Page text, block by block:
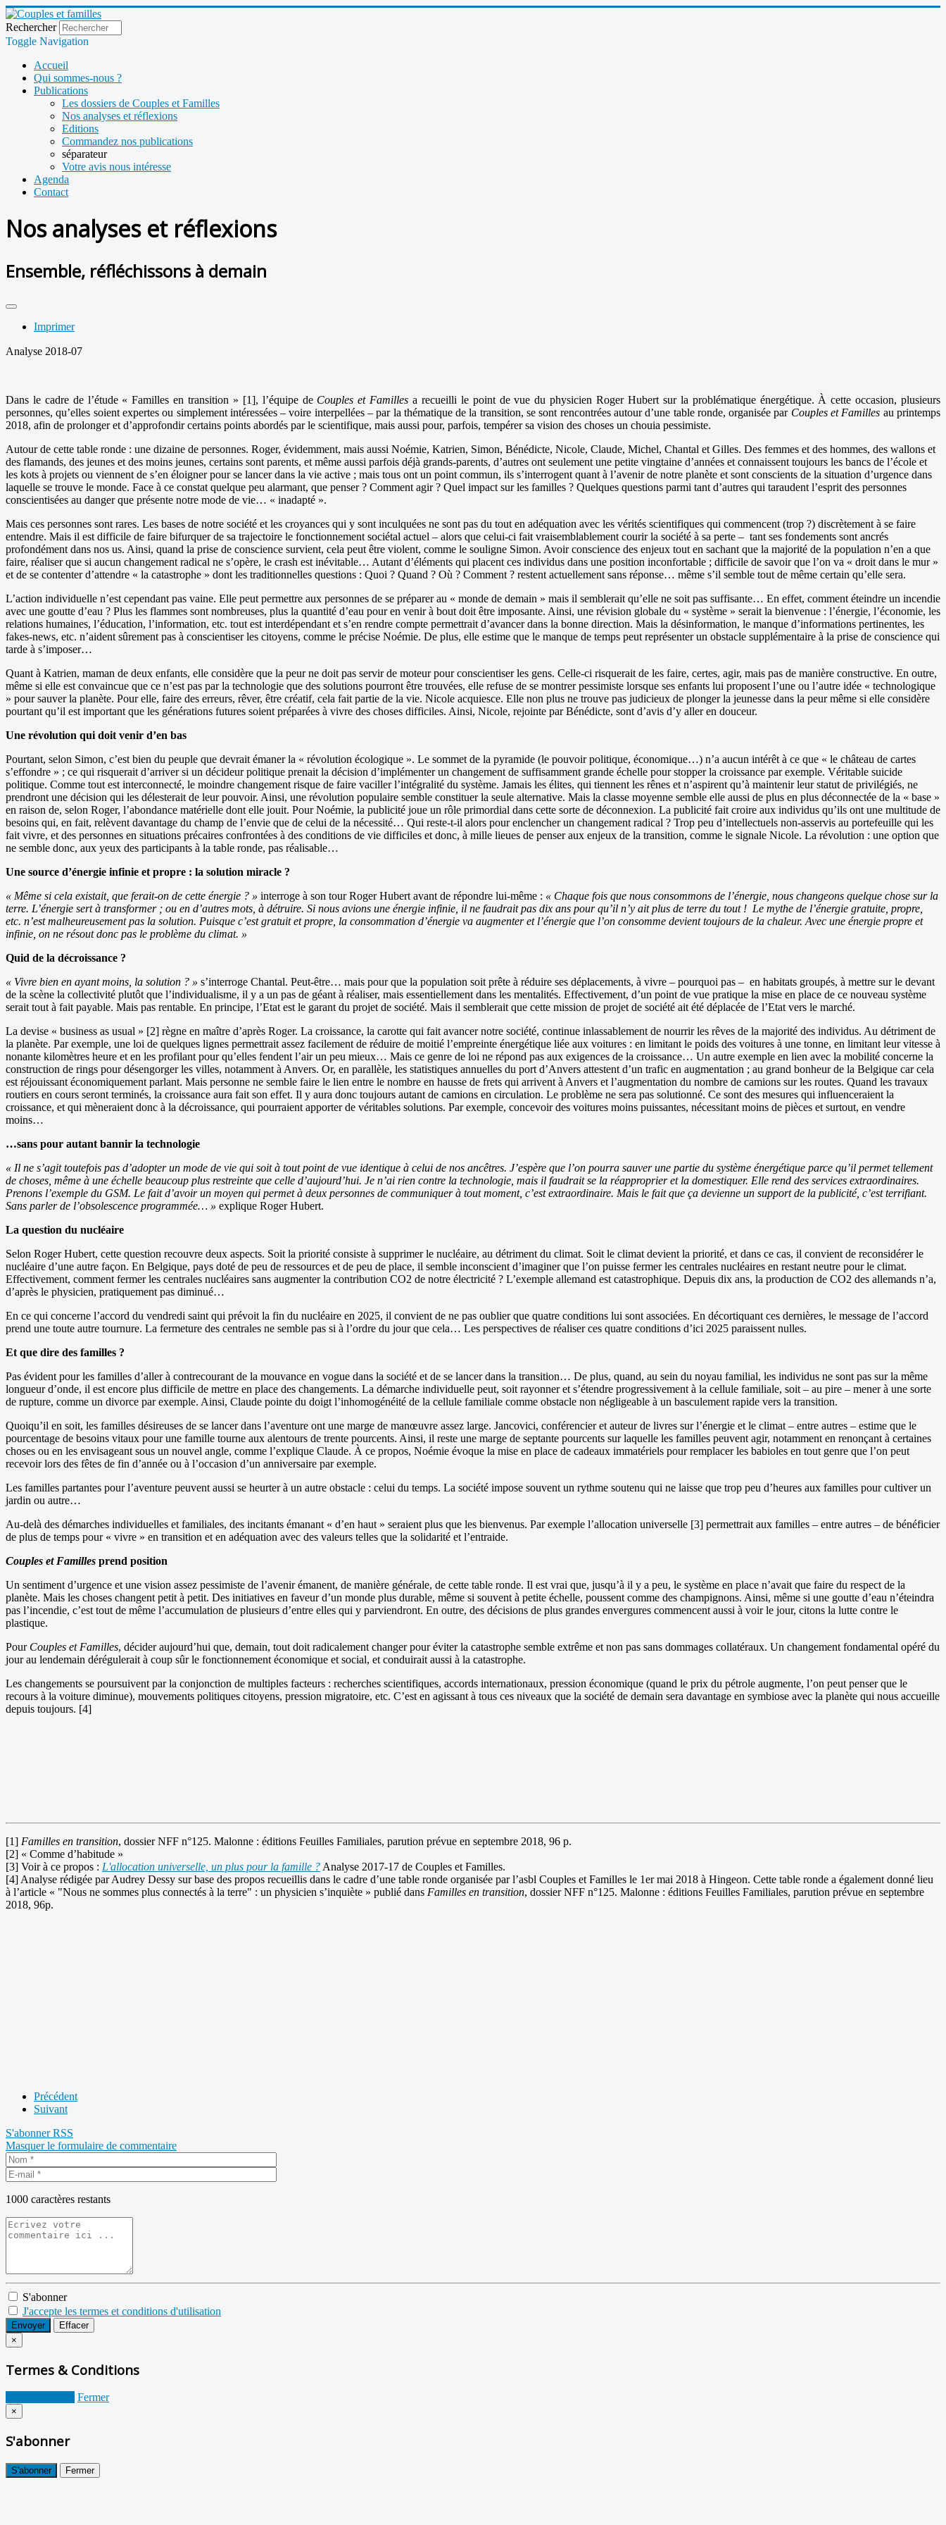
Rechercher
Toggle Navigation
Accueil
Qui sommes-nous ?
Publications
Les dossiers de Couples et Familles
Nos analyses et réflexions
Editions
Commandez nos publications
séparateur
Votre avis nous intéresse
Agenda
Contact
Nos analyses et réflexions
Ensemble, réfléchissons à demain
Imprimer
Analyse 2018-07
Dans le cadre de l’étude « Familles en transition » [1], l’équipe de Couples et Familles a recueilli le point de vue du physicien Roger Hubert sur la problématique énergétique. À cette occasion, plusieurs
personnes, qu’elles soient expertes ou simplement intéressées – voire interpellées – par la thématique de la transition, se sont rencontrées autour d’une table ronde, organisée par Couples et Familles au printemps
2018, afin de prolonger et d’approfondir certains points abordés par le scientifique, mais aussi pour, parfois, tempérer sa vision des choses un chouia pessimiste.
Autour de cette table ronde : une dizaine de personnes. Roger, évidemment, mais aussi Noémie, Katrien, Simon, Bénédicte, Nicole, Claude, Michel, Chantal et Gilles. Des femmes et des hommes, des wallons et
des flamands, des jeunes et des moins jeunes, certains sont parents, et même aussi parfois déjà grands-parents, d’autres ont seulement une petite vingtaine d’années et connaissent toujours les bancs de l’école et
les kots à projets ou viennent de s’en éloigner pour se lancer dans la vie active ; mais tous ont un point commun, ils s’interrogent quant à l’avenir de notre planète et sont conscients de la situation d’urgence dans
laquelle se trouve le monde. Face à ce constat quelque peu alarmant, que penser ? Comment agir ? Quel impact sur les familles ? Quelques questions parmi tant d’autres qui taraudent l’esprit des personnes
conscientisées au danger que présente notre mode de vie… « inadapté ».
Mais ces personnes sont rares. Les bases de notre société et les croyances qui y sont inculquées ne sont pas du tout en adéquation avec les vérités scientifiques qui commencent (trop ?) discrètement à se faire
entendre. Mais il est difficile de faire bifurquer de sa trajectoire le fonctionnement sociétal actuel – alors que celui-ci fait vraisemblablement courir la société à sa perte – tant ses fondements sont ancrés
profondément dans nos us. Ainsi, quand la prise de conscience survient, cela peut être violent, comme le souligne Simon. Avoir conscience des enjeux tout en sachant que la majorité de la population n’en a que
faire, réaliser que si aucun changement radical ne s’opère, le crash est inévitable… Autant d’éléments qui placent ces individus dans une position inconfortable ; difficile de savoir que l’on va « droit dans le mur »
et de se contenter d’attendre « la catastrophe » dont les traditionnelles questions : Quoi ? Quand ? Où ? Comment ? restent actuellement sans réponse… même s’il semble tout de même certain qu’elle sera.
L’action individuelle n’est cependant pas vaine. Elle peut permettre aux personnes de se préparer au « monde de demain » mais il semblerait qu’elle ne soit pas suffisante… En effet, comment éteindre un incendie
avec une goutte d’eau ? Plus les flammes sont nombreuses, plus la quantité d’eau pour en venir à bout doit être imposante. Ainsi, une révision globale du « système » serait la bienvenue : l’énergie, l’économie, les
relations humaines, l’éducation, l’information, etc. tout est interdépendant et s’en rendre compte permettrait d’avancer dans la bonne direction. Mais la désinformation, le manque d’informations pertinentes, les
fakes-news, etc. n’aident sûrement pas à conscientiser les citoyens, comme le précise Noémie. De plus, elle estime que le manque de temps peut représenter un obstacle supplémentaire à la prise de conscience qui
tarde à s’imposer…
Quant à Katrien, maman de deux enfants, elle considère que la peur ne doit pas servir de moteur pour conscientiser les gens. Celle-ci risquerait de les faire, certes, agir, mais pas de manière constructive. En outre,
même si elle est convaincue que ce n’est pas par la technologie que des solutions pourront être trouvées, elle refuse de se montrer pessimiste lorsque ses enfants lui proposent l’une ou l’autre idée « technologique
» pour sauver la planète. Pour elle, faire des erreurs, rêver, être créatif, cela fait partie de la vie. Nicole acquiesce. Elle non plus ne trouve pas judicieux de plonger la jeunesse dans la peur même si elle considère
pourtant qu’il est important que les générations futures soient préparées à vivre des choses difficiles. Ainsi, Nicole, rejointe par Bénédicte, sont d’avis d’y aller en douceur.
Une révolution qui doit venir d’en bas
Pourtant, selon Simon, c’est bien du peuple que devrait émaner la « révolution écologique ». Le sommet de la pyramide (le pouvoir politique, économique…) n’a aucun intérêt à ce que « le château de cartes
s’effondre » ; ce qui risquerait d’arriver si un décideur politique prenait la décision d’implémenter un changement de suffisamment grande échelle pour stopper la croissance par exemple. Véritable suicide
politique. Comme tout est interconnecté, le moindre changement risque de faire vaciller l’intégralité du système. Jamais les élites, qui tiennent les rênes et n’aspirent qu’à maintenir leur statut de privilégiés, ne
prendront une décision qui les délesterait de leur pouvoir. Ainsi, une révolution populaire semble constituer la seule alternative. Mais la classe moyenne semble elle aussi de plus en plus déconnectée de la « base »
en raison de, selon Roger, l’abondance matérielle dont elle jouit. Pour Noémie, la publicité joue un rôle primordial dans cette sorte de déconnexion. La publicité fait croire aux individus qu’ils ont une multitude de
besoins qui, en fait, relèvent davantage du champ de l’envie que de celui de la nécessité… Qui reste-t-il alors pour enclencher un changement radical ? Trop peu d’intellectuels non-asservis au portefeuille qui les
fait vivre, et des personnes en situations précaires confrontées à des conditions de vie difficiles et donc, à mille lieues de penser aux enjeux de la transition, comme le signale Nicole. La révolution : une option que
ne semble donc, aux yeux des participants à la table ronde, pas réalisable…
Une source d’énergie infinie et propre : la solution miracle ?
« Même si cela existait, que ferait-on de cette énergie ? » interroge à son tour Roger Hubert avant de répondre lui-même : « Chaque fois que nous consommons de l’énergie, nous changeons quelque chose sur la
terre. L’énergie sert à transformer ; ou en d’autres mots, à détruire. Si nous avions une énergie infinie, il ne faudrait pas dix ans pour qu’il n’y ait plus de terre du tout ! Le mythe de l’énergie gratuite, propre,
etc. n’est malheureusement pas la solution. Puisque c’est gratuit et propre, la consommation d’énergie va augmenter et l’énergie que l’on consomme devient toujours de la chaleur. Avec une énergie propre et
infinie, on ne résout donc pas le problème du climat. »
Quid de la décroissance ?
« Vivre bien en ayant moins, la solution ? » s’interroge Chantal. Peut-être… mais pour que la population soit prête à réduire ses déplacements, à vivre – pourquoi pas – en habitats groupés, à mettre sur le devant
de la scène la collectivité plutôt que l’individualisme, il y a un pas de géant à réaliser, mais essentiellement dans les mentalités. Effectivement, d’un point de vue pratique la mise en place de ce nouveau système
serait tout à fait payable. Mais pas rentable. En principe, l’Etat est le garant du projet de société. Mais il semblerait que cette mission de projet de société ait été déplacée de l’Etat vers le marché.
La devise « business as usual » [2] règne en maître d’après Roger. La croissance, la carotte qui fait avancer notre société, continue inlassablement de nourrir les rêves de la majorité des individus. Au détriment de
la planète. Par exemple, une loi de quelques lignes permettrait assez facilement de réduire de moitié l’empreinte énergétique liée aux voitures : en limitant le poids des voitures à une tonne, en limitant leur vitesse à
nonante kilomètres heure et en les profilant pour qu’elles fendent l’air un peu mieux… Mais ce genre de loi ne répond pas aux exigences de la croissance… Un autre exemple en lien avec la mobilité concerne la
construction de rings pour désengorger les villes, notamment à Anvers. Or, en parallèle, les statistiques annuelles du port d’Anvers attestent d’un trafic en augmentation ; au grand bonheur de la Belgique car cela
est réjouissant économiquement parlant. Mais personne ne semble faire le lien entre le nombre en hausse de frets qui arrivent à Anvers et l’augmentation du nombre de camions sur les routes. Quand les travaux
routiers en cours seront terminés, la croissance aura fait son effet. Il y aura donc toujours autant de camions en circulation. Le problème ne sera pas solutionné. Ce sont des mesures qui influenceraient la
croissance, et qui mèneraient donc à la décroissance, qui pourraient apporter de véritables solutions. Par exemple, concevoir des voitures moins puissantes, nécessitant moins de pièces et surtout, en vendre
moins…
…sans pour autant bannir la technologie
« Il ne s’agit toutefois pas d’adopter un mode de vie qui soit à tout point de vue identique à celui de nos ancêtres. J’espère que l’on pourra sauver une partie du système énergétique parce qu’il permet tellement
de choses, même à une échelle beaucoup plus restreinte que celle d’aujourd’hui. Je n’ai rien contre la technologie, mais il faudrait se la réapproprier et la domestiquer. Elle rend des services extraordinaires.
Prenons l’exemple du GSM. Le fait d’avoir un moyen qui permet à deux personnes de communiquer à tout moment, c’est extraordinaire. Mais le fait que ça devienne un support de la publicité, c’est terrifiant.
Sans parler de l’obsolescence programmée… » explique Roger Hubert.
La question du nucléaire
Selon Roger Hubert, cette question recouvre deux aspects. Soit la priorité consiste à supprimer le nucléaire, au détriment du climat. Soit le climat devient la priorité, et dans ce cas, il convient de reconsidérer le
nucléaire d’une autre façon. En Belgique, pays doté de peu de ressources et de peu de place, il semble inconscient d’imaginer que l’on puisse fermer les centrales nucléaires en restant neutre pour le climat.
Effectivement, comment fermer les centrales nucléaires sans augmenter la contribution CO2 de notre électricité ? L’exemple allemand est catastrophique. Depuis dix ans, la production de CO2 des allemands n’a,
d’après le physicien, pratiquement pas diminué…
En ce qui concerne l’accord du vendredi saint qui prévoit la fin du nucléaire en 2025, il convient de ne pas oublier que quatre conditions lui sont associées. En décortiquant ces dernières, le message de l’accord
prend une toute autre tournure. La fermeture des centrales ne semble pas si à l’ordre du jour que cela… Les perspectives de réaliser ces quatre conditions d’ici 2025 paraissent nulles.
Et que dire des familles ?
Pas évident pour les familles d’aller à contrecourant de la mouvance en vogue dans la société et de se lancer dans la transition… De plus, quand, au sein du noyau familial, les individus ne sont pas sur la même
longueur d’onde, il est encore plus difficile de mettre en place des changements. La démarche individuelle peut, soit rayonner et s’étendre progressivement à la cellule familiale, soit – au pire – mener à une sorte
de rupture, comme un divorce par exemple. Ainsi, Claude pointe du doigt l’inhomogénéité de la cellule familiale comme obstacle non négligeable à un basculement rapide vers la transition.
Quoiqu’il en soit, les familles désireuses de se lancer dans l’aventure ont une marge de manœuvre assez large. Jancovici, conférencier et auteur de livres sur l’énergie et le climat – entre autres – estime que le
pourcentage de besoins vitaux pour une famille tourne aux alentours de trente pourcents. Ainsi, il reste une marge de septante pourcents sur laquelle les familles peuvent agir, notamment en renonçant à certaines
choses ou en les envisageant sous un nouvel angle, comme l’explique Claude. À ce propos, Noémie évoque la mise en place de cadeaux immatériels pour remplacer les babioles en tout genre que l’on peut
recevoir lors des fêtes de fin d’année ou à l’occasion d’un anniversaire par exemple.
Les familles partantes pour l’aventure peuvent aussi se heurter à un autre obstacle : celui du temps. La société impose souvent un rythme soutenu qui ne laisse que trop peu d’heures aux familles pour cultiver un
jardin ou autre…
Au-delà des démarches individuelles et familiales, des incitants émanant « d’en haut » seraient plus que les bienvenus. Par exemple l’allocation universelle [3] permettrait aux familles – entre autres – de bénéficier
de plus de temps pour « vivre » en transition et en adéquation avec des valeurs telles que la solidarité et l’entraide.
Couples et Familles prend position
Un sentiment d’urgence et une vision assez pessimiste de l’avenir émanent, de manière générale, de cette table ronde. Il est vrai que, jusqu’à il y a peu, le système en place n’avait que faire du respect de la
planète. Mais les choses changent petit à petit. Des initiatives en faveur d’un monde plus durable, même si souvent à petite échelle, poussent comme des champignons. Ainsi, même si une goutte d’eau n’éteindra
pas l’incendie, c’est tout de même l’accumulation de plusieurs d’entre elles qui y parviendront. En outre, des décisions de plus grandes envergures commencent aussi à voir le jour, citons la lutte contre le
plastique.
Pour Couples et Familles, décider aujourd’hui que, demain, tout doit radicalement changer pour éviter la catastrophe semble extrême et non pas sans dommages collatéraux. Un changement fondamental opéré du
jour au lendemain dérégulerait à coup sûr le fonctionnement économique et social, et conduirait aussi à la catastrophe.
Les changements se poursuivent par la conjonction de multiples facteurs : recherches scientifiques, accords internationaux, pression économique (quand le prix du pétrole augmente, l’on peut penser que le
recours à la voiture diminue), mouvements politiques citoyens, pression migratoire, etc. C’est en agissant à tous ces niveaux que la société de demain sera davantage en symbiose avec la planète qui nous accueille
depuis toujours. [4]
[1] Familles en transition, dossier NFF n°125. Malonne : éditions Feuilles Familiales, parution prévue en septembre 2018, 96 p.
[2] « Comme d’habitude »
[3] Voir à ce propos : L'allocation universelle, un plus pour la famille ? Analyse 2017-17 de Couples et Familles.
[4] Analyse rédigée par Audrey Dessy sur base des propos recueillis dans le cadre d’une table ronde organisée par l’asbl Couples et Familles le 1er mai 2018 à Hingeon. Cette table ronde a également donné lieu
à l’article « "Nous ne sommes plus connectés à la terre" : un physicien s’inquiète » publié dans Familles en transition, dossier NFF n°125. Malonne : éditions Feuilles Familiales, parution prévue en septembre
2018, 96p.
Précédent
Suivant
S'abonnerRSS
Masquer le formulaire de commentaire
1000 caractères restants
S'abonner
J'accepte les termes et conditions d'utilisation
Envoyer
Effacer
×
Termes & Conditions
Fermer
×
S'abonner
S'abonner Fermer